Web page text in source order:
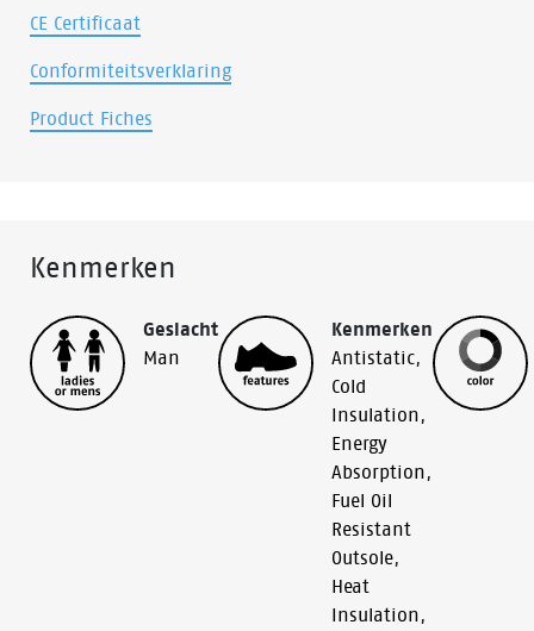
CE Certificaat
Conformiteitsverklaring
Product Fiches
Kenmerken
Geslacht
Man
Kenmerken
Antistatic,
Cold
Insulation,
Energy
Absorption,
Fuel Oil
Resistant
Outsole,
Heat
Insulation,